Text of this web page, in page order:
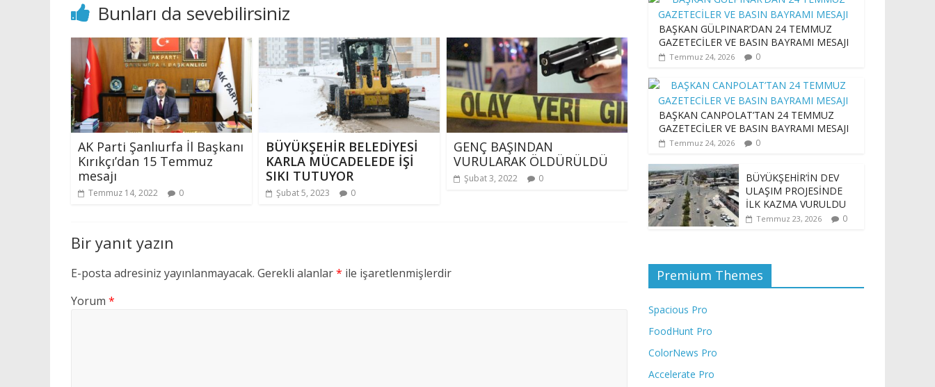
Bunları da sevebilirsiniz
AK Parti Şanlıurfa İl Başkanı
Kırıkçı’dan 15 Temmuz
mesajı
Temmuz 14, 2022 0
BÜYÜKŞEHİR BELEDİYESİ
KARLA MÜCADELEDE İŞİ
SIKI TUTUYOR
Şubat 5, 2023 0
GENÇ BAŞINDAN
VURULARAK ÖLDÜRÜLDÜ
Şubat 3, 2022 0
Bir yanıt yazın
E-posta adresiniz yayınlanmayacak. Gerekli alanlar* ile işaretlenmişlerdir
Yorum *
BAŞKAN GÜLPINAR’DAN 24 TEMMUZ
GAZETECİLER VE BASIN BAYRAMI MESAJI
Temmuz 24, 2026 0
BAŞKAN CANPOLAT’TAN 24 TEMMUZ
GAZETECİLER VE BASIN BAYRAMI MESAJI
Temmuz 24, 2026 0
BÜYÜKŞEHİR’İN DEV
ULAŞIM PROJESİNDE
İLK KAZMA VURULDU
Temmuz 23, 2026 0
Premium Themes
Spacious Pro
FoodHunt Pro
ColorNews Pro
Accelerate Pro